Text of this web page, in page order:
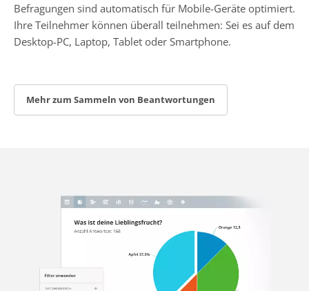
Befragungen sind automatisch für Mobile-Geräte optimiert.
Ihre Teilnehmer können überall teilnehmen: Sei es auf dem
Desktop-PC, Laptop, Tablet oder Smartphone.
Mehr zum Sammeln von Beantwortungen